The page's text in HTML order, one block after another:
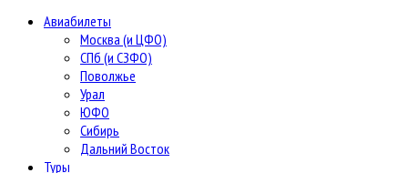
Авиабилеты
Москва (и ЦФО)
СПб (и СЗФО)
Поволжье
Урал
ЮФО
Сибирь
Дальний Восток
Туры